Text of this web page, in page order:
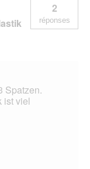
2
réponses
Spatzen.
ist viel